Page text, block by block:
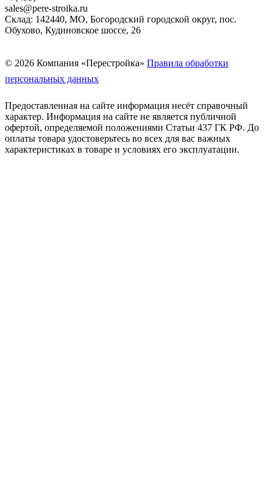
sales@pere-stroika.ru
Склад: 142440, МО, Богородский городской округ, пос.
Обухово, Кудиновское шоссе, 26
© 2026 Компания «Перестройка» Правила обработки
персональных данных
Предоставленная на сайте информация несёт справочный
характер. Информация на сайте не является публичной
офертой, определяемой положениями Статьи 437 ГК РФ. До
оплаты товара удостоверьтесь во всех для вас важных
характеристиках в товаре и условиях его эксплуатации.